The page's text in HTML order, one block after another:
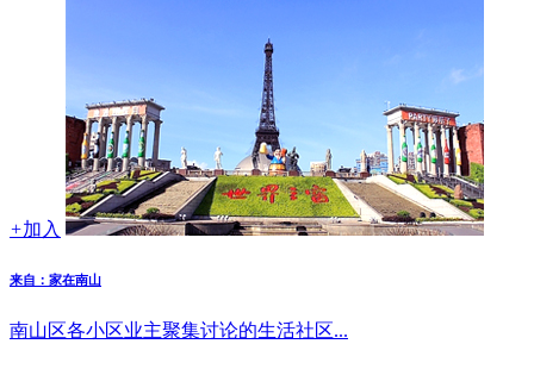
+加入
来自：家在南山
南山区各小区业主聚集讨论的生活社区...